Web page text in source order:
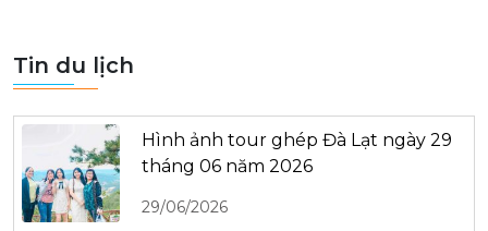
Tin du lịch
Hình ảnh tour ghép Đà Lạt ngày 29
tháng 06 năm 2026
29/06/2026